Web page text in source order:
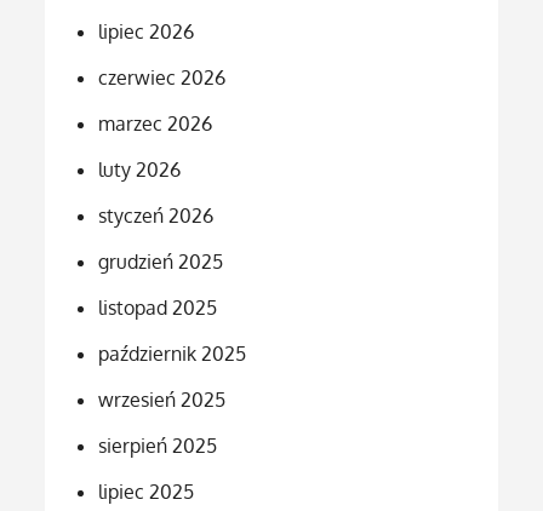
lipiec 2026
czerwiec 2026
marzec 2026
luty 2026
styczeń 2026
grudzień 2025
listopad 2025
październik 2025
wrzesień 2025
sierpień 2025
lipiec 2025